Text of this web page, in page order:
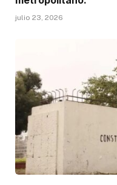
julio 23, 2026